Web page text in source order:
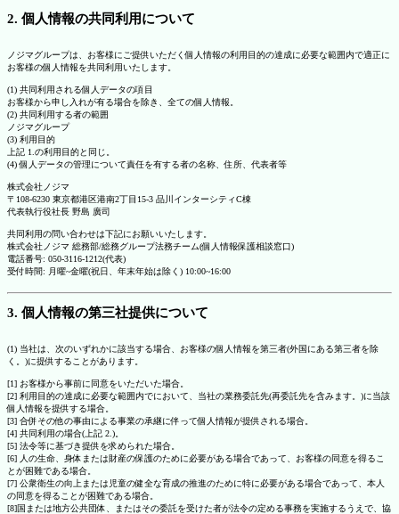
2. 個人情報の共同利用について
ノジマグループは、お客様にご提供いただく個人情報の利用目的の達成に必要な範囲内で適正に
お客様の個人情報を共同利用いたします。
(1) 共同利用される個人データの項目
お客様から申し入れが有る場合を除き、全ての個人情報。
(2) 共同利用する者の範囲
ノジマグループ
(3) 利用目的
上記 1.の利用目的と同じ。
(4) 個人データの管理について責任を有する者の名称、住所、代表者等
株式会社ノジマ
〒108-6230 東京都港区港南2丁目15-3 品川インターシティC棟
代表執行役社長 野島 廣司
共同利用の問い合わせは下記にお願いいたします。
株式会社ノジマ 総務部/総務グループ法務チーム(個人情報保護相談窓口)
電話番号: 050-3116-1212(代表)
受付時間: 月曜~金曜(祝日、年末年始は除く) 10:00~16:00
3. 個人情報の第三社提供について
(1) 当社は、次のいずれかに該当する場合、お客様の個人情報を第三者(外国にある第三者を除
く。)に提供することがあります。
[1] お客様から事前に同意をいただいた場合。
[2] 利用目的の達成に必要な範囲内でにおいて、当社の業務委託先(再委託先を含みます。)に当該
個人情報を提供する場合。
[3] 合併その他の事由による事業の承継に伴って個人情報が提供される場合。
[4] 共同利用の場合(上記 2.)。
[5] 法令等に基づき提供を求められた場合。
[6] 人の生命、身体または財産の保護のために必要がある場合であって、お客様の同意を得るこ
とが困難である場合。
[7] 公衆衛生の向上または児童の健全な育成の推進のために特に必要がある場合であって、本人
の同意を得ることが困難である場合。
[8]国または地方公共団体、またはその委託を受けた者が法令の定める事務を実施するうえで、協